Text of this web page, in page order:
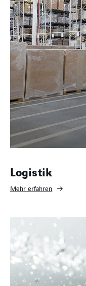
Logistik
Mehr erfahren